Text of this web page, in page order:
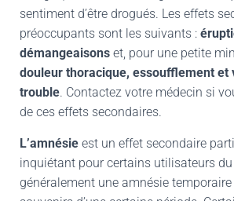
sentiment d’être drogués. Les effets
préoccupants sont les suivants :
démangeaisons et, pour une petite
douleur thoracique, essoufflement et
trouble. Contactez votre médecin si
de ces effets secondaires.
L’amnésie est un effet secondaire
inquiétant pour certains utilisateurs du
généralement une amnésie